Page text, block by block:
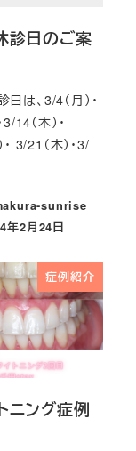
診日のご案
は、3/4（月）・
14（木）・
3/21（木）・3/
sunrise
日
年2月24日
症例紹介
ニング症例